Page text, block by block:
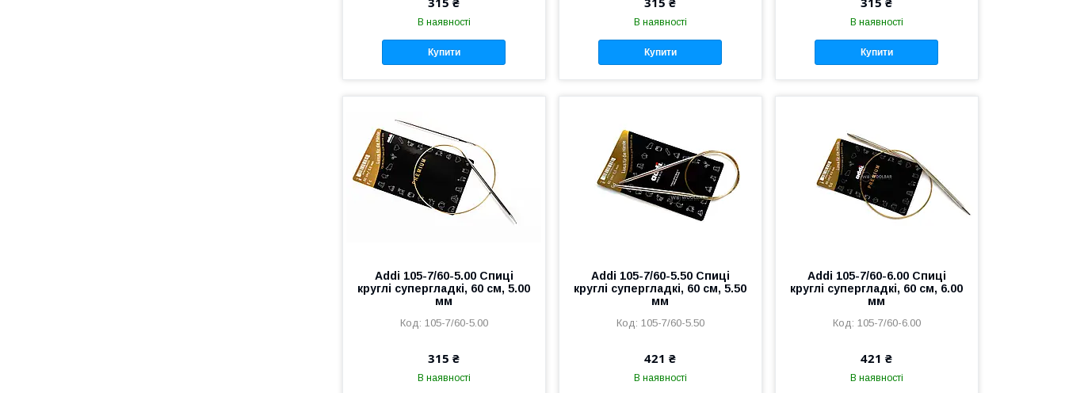
В наявності
Купити
В наявності
Купити
В наявності
Купити
Addi 105-7/60-5.00 Спиці
круглі супергладкі, 60 см, 5.00
мм
105-7/60-5.00
315 ₴
В наявності
Addi 105-7/60-5.50 Спиці
круглі супергладкі, 60 см, 5.50
мм
105-7/60-5.50
421 ₴
В наявності
Addi 105-7/60-6.00 Спиці
круглі супергладкі, 60 см, 6.00
мм
105-7/60-6.00
421 ₴
В наявності